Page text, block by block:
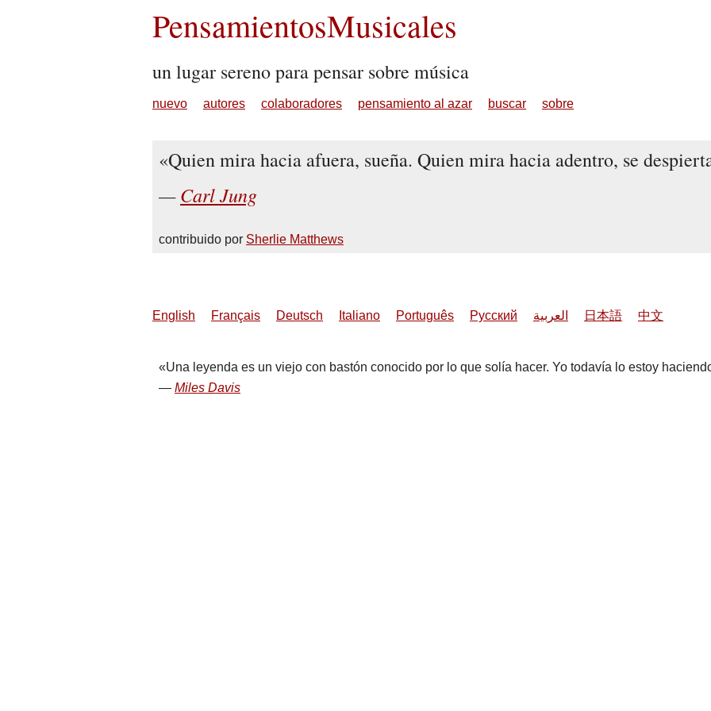
PensamientosMusicales
un lugar sereno para pensar sobre música
nuevo autores colaboradores pensamiento al azar buscar sobre
Quien mira hacia afuera, sueña. Quien mira hacia adentro, se
Carl Jung
contribuido por Sherlie Matthews
English Français Deutsch Italiano Português Русский العربية 日本語 中文
Una leyenda es un viejo con bastón conocido por lo que solía hacer. Yo todavía lo estoy
Miles Davis